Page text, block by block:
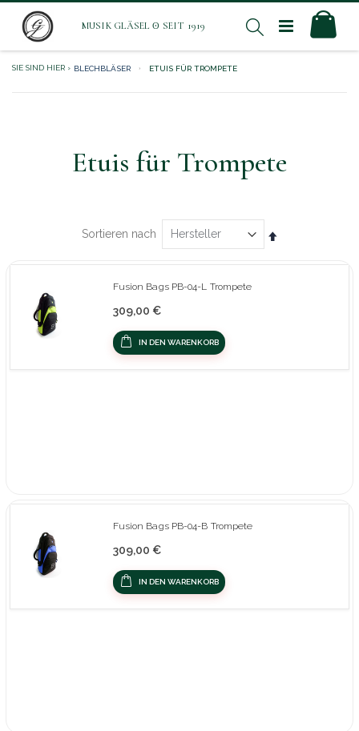
Direkt
zum
Suche
BLECHBLÄSER ETUIS FÜR TROMPETE
Etuis für Trompete
Sortieren nach
In
Fusion Bags PB-04-L Trompete
309,00 €
IN DEN WARENKORB
Fusion Bags PB-04-B Trompete
309,00 €
IN DEN WARENKORB